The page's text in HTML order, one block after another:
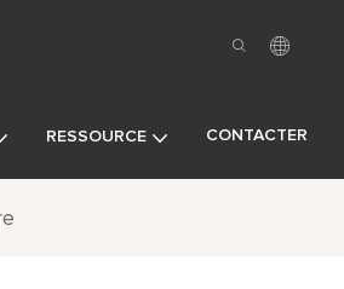
RESSOURCE CONTACTER